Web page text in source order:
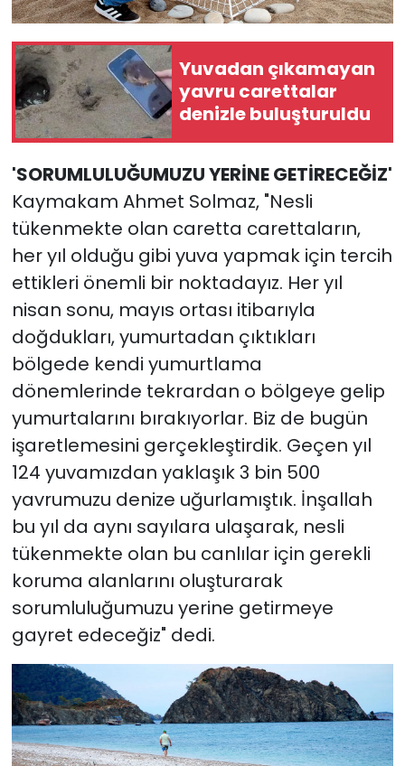
Yuvadan çıkamayan
yavru carettalar
denizle buluşturuldu
'SORUMLULUĞUMUZU YERİNE GETİRECEĞİZ'
Kaymakam Ahmet Solmaz, "Nesli
tükenmekte olan caretta carettaların,
her yıl olduğu gibi yuva yapmak için tercih
ettikleri önemli bir noktadayız. Her yıl
nisan sonu, mayıs ortası itibarıyla
doğdukları, yumurtadan çıktıkları
bölgede kendi yumurtlama
dönemlerinde tekrardan o bölgeye gelip
yumurtalarını bırakıyorlar. Biz de bugün
işaretlemesini gerçekleştirdik. Geçen yıl
124 yuvamızdan yaklaşık 3 bin 500
yavrumuzu denize uğurlamıştık. İnşallah
bu yıl da aynı sayılara ulaşarak, nesli
tükenmekte olan bu canlılar için gerekli
koruma alanlarını oluşturarak
sorumluluğumuzu yerine getirmeye
gayret edeceğiz" dedi.